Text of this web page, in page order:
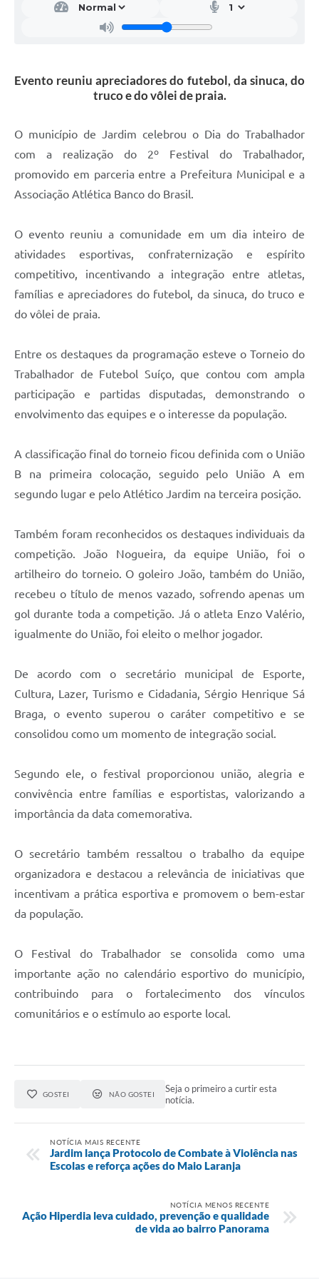
Evento reuniu apreciadores do futebol, da sinuca, do
truco e do vôlei de praia.
O município de Jardim celebrou o Dia do Trabalhador
com a realização do 2º Festival do Trabalhador,
promovido em parceria entre a Prefeitura Municipal e a
Associação Atlética Banco do Brasil.
O evento reuniu a comunidade em um dia inteiro de
atividades esportivas, confraternização e espírito
competitivo, incentivando a integração entre atletas,
famílias e apreciadores do futebol, da sinuca, do truco e
do vôlei de praia.
Entre os destaques da programação esteve o Torneio do
Trabalhador de Futebol Suíço, que contou com ampla
participação e partidas disputadas, demonstrando o
envolvimento das equipes e o interesse da população.
A classificação final do torneio ficou definida com o União
B na primeira colocação, seguido pelo União A em
segundo lugar e pelo Atlético Jardim na terceira posição.
Também foram reconhecidos os destaques individuais da
competição. João Nogueira, da equipe União, foi o
artilheiro do torneio. O goleiro João, também do União,
recebeu o título de menos vazado, sofrendo apenas um
gol durante toda a competição. Já o atleta Enzo Valério,
igualmente do União, foi eleito o melhor jogador.
De acordo com o secretário municipal de Esporte,
Cultura, Lazer, Turismo e Cidadania, Sérgio Henrique Sá
Braga, o evento superou o caráter competitivo e se
consolidou como um momento de integração social.
Segundo ele, o festival proporcionou união, alegria e
convivência entre famílias e esportistas, valorizando a
importância da data comemorativa.
O secretário também ressaltou o trabalho da equipe
organizadora e destacou a relevância de iniciativas que
incentivam a prática esportiva e promovem o bem-estar
da população.
O Festival do Trabalhador se consolida como uma
importante ação no calendário esportivo do município,
contribuindo para o fortalecimento dos vínculos
comunitários e o estímulo ao esporte local.
GOSTEI NÃO GOSTEI
Seja o primeiro a curtir esta
notícia.
NOTÍCIA MAIS RECENTE
Jardim lança Protocolo de Combate à Violência nas
Escolas e reforça ações do Maio Laranja
NOTÍCIA MENOS RECENTE
Ação Hiperdia leva cuidado, prevenção e qualidade
de vida ao bairro Panorama